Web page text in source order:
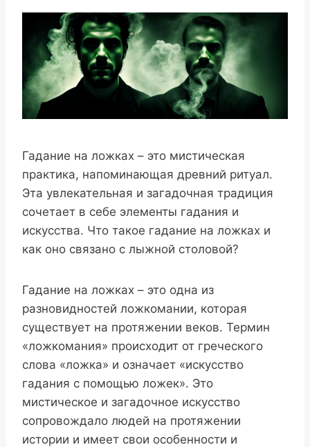
Гадание на ложках – это мистическая
практика, напоминающая древний ритуал.
Эта увлекательная и загадочная традиция
сочетает в себе элементы гадания и
искусства. Что такое гадание на ложках и
как оно связано с лыжной столовой?
Гадание на ложках – это одна из
разновидностей ложкомании, которая
существует на протяжении веков. Термин
«ложкомания» происходит от греческого
слова «ложка» и означает «искусство
гадания с помощью ложек». Это
мистическое и загадочное искусство
сопровождало людей на протяжении
истории и имеет свои особенности и